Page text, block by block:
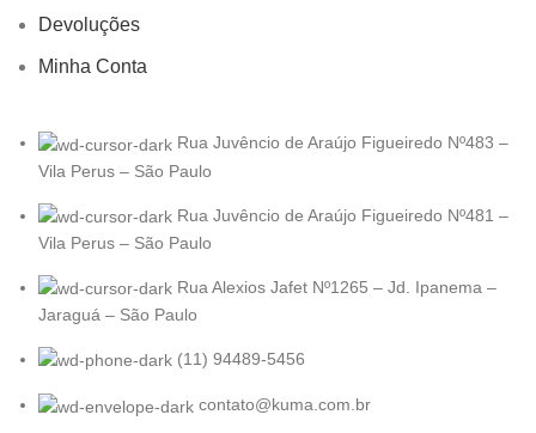
Devoluções
Minha Conta
Rua Juvêncio de Araújo Figueiredo Nº483 –
Vila Perus – São Paulo
Rua Juvêncio de Araújo Figueiredo Nº481 –
Vila Perus – São Paulo
Rua Alexios Jafet Nº1265 – Jd. Ipanema –
Jaraguá – São Paulo
(11) 94489-5456
contato@kuma.com.br